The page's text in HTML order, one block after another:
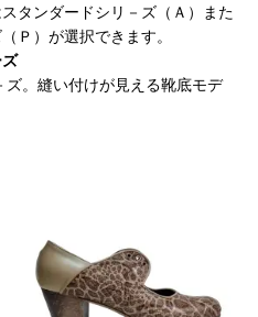
タンダードシリ－ズ（Ａ）また
Ｐ）が選択できます。
。縫い付けが見える靴底モデ